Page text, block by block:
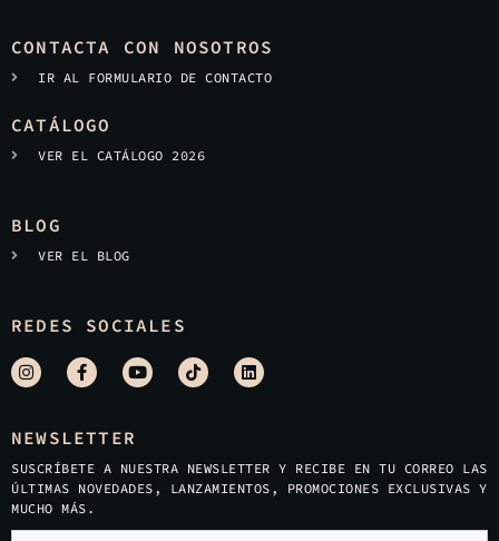
CONTACTA CON NOSOTROS
IR AL FORMULARIO DE CONTACTO
CATÁLOGO
VER EL CATÁLOGO 2026
BLOG
VER EL BLOG
REDES SOCIALES
NEWSLETTER
SUSCRÍBETE A NUESTRA NEWSLETTER Y RECIBE EN TU CORREO LAS
ÚLTIMAS NOVEDADES, LANZAMIENTOS, PROMOCIONES EXCLUSIVAS Y
MUCHO MÁS.